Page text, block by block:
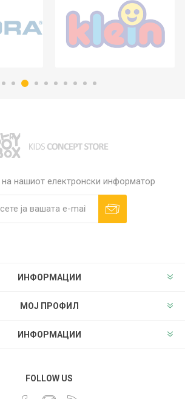
на нашиот електронски информатор
ИНФОРМАЦИИ
МОЈ ПРОФИЛ
ИНФОРМАЦИИ
FOLLOW US